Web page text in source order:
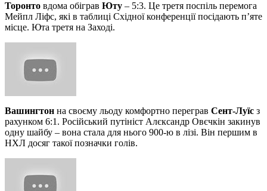
Торонто вдома обіграв Юту – 5:3. Це третя поспіль перемога
Мейпл Ліфс, які в таблиці Східної конференції посідають п’яте
місце. Юта третя на Заході.
Вашингтон на своєму льоду комфортно переграв Сент-Луїс з
рахунком 6:1. Російський путініст Алєксандр Овєчкін закинув
одну шайбу – вона стала для нього 900-ю в лізі. Він першим в
НХЛ досяг такої позначки голів.